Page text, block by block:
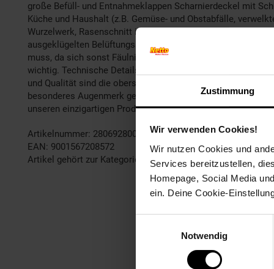
Zustimmung
Wir verwenden Cookies!
Wir nutzen Cookies und
Services bereitzustellen,
Homepage, Social Media
ein. Deine Cookie-
Notwendig
große Befüll- und Entnahmeklappen Scharnierdeckel mit
Küche und Haushalt (z.B. Gemüse- und Obstabfälle,
Wurzelwerk, Rasenschnitt in geringer Menge – möglichst
ausgeklügelten Belüftungs­system. Gemischte Küchen- und
muss, da sich sonst Fäulnisbakterien unangenehm
wichtig. Technische Details: Länge: 107cm Breite: 107cm
und Qualität sind die obersten Maximen von allen Juwel
besonderes Augenmerk gelegt. Unser Produktangebot
unseren einzigartigen Produkten überzeugen: Sie werden
Artikelnummer: 2806928000
EAN: 9001567208572
Artikel gehört zur Kategorie:
Weitere Gartenmöbel